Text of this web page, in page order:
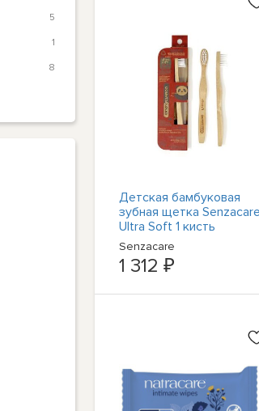
5
1
8
Детская бамбуковая
зубная щетка Senzacare
Ultra Soft 1 кисть
Senzacare
1 312 ₽